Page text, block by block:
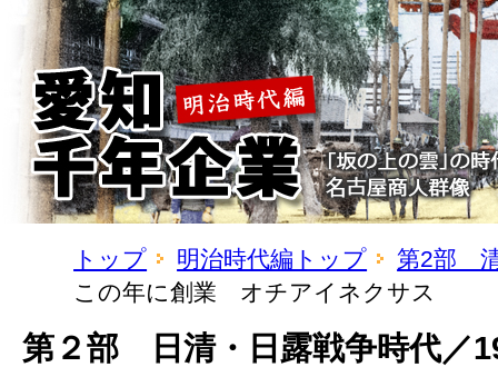
トップ 明治時代編トップ
第2部
この年に創業 オチアイネクサス
第２部 日清・日露戦争時代／